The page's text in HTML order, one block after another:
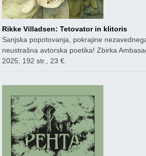
Rikke Villadsen: Tetovator in klitoris
Sanjska popotovanja, pokrajine
neustrašna avtorska poetika! Zbirka
2025, 192 str., 23 €.